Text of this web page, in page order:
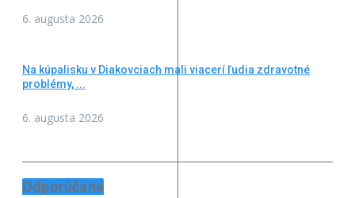
6. augusta 2026
Na kúpalisku v Diakovciach mali viacerí ľudia zdravotné
problémy, ...
6. augusta 2026
Odporúčané